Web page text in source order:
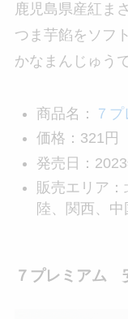
鹿児島県産紅ま
つま芋餡をソフ
かなまんじゅうで
商品名：
７
価格：321円
発売日：
販売エリア
陸、関西、
７プレミアム